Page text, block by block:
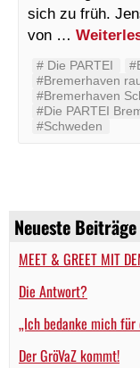
Neueste Beiträge
MEET & GREET MIT
Die Antwort?
„Ich bedanke mich
Der GröVaZ kommt!
sich zu früh.
von …
#‬ ‪Die PARTEI‬
#Bremerhaven
#Bremerhaven
#Die PARTEI
#Schweden